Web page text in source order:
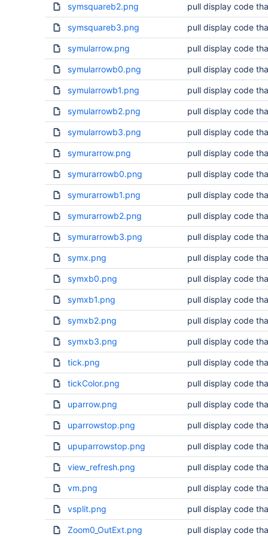
symsquareb2.png pull display code
symsquareb3.png pull display code
symularrow.png pull display code
symularrowb0.png pull display code
symularrowb1.png pull display code
symularrowb2.png pull display code
symularrowb3.png pull display code
symurarrow.png pull display code
symurarrowb0.png pull display code
symurarrowb1.png pull display code
symurarrowb2.png pull display code
symurarrowb3.png pull display code
symx.png pull display code
symxb0.png pull display code
symxb1.png pull display code
symxb2.png pull display code
symxb3.png pull display code
tick.png pull display code
tickColor.png pull display code
uparrow.png pull display code
uparrowstop.png pull display code
upuparrowstop.png pull display code
view_refresh.png pull display code
vm.png pull display code
vsplit.png pull display code
Zoom0_OutExt.png pull display code